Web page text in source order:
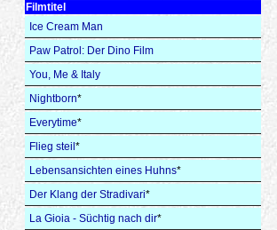
Filmtitel
Ice Cream Man
Paw Patrol: Der Dino Film
You, Me & Italy
Nightborn*
Everytime*
Flieg steil *
Lebensansichten eines Huhns*
Der Klang der Stradivari*
La Gioia - Süchtig nach dir*